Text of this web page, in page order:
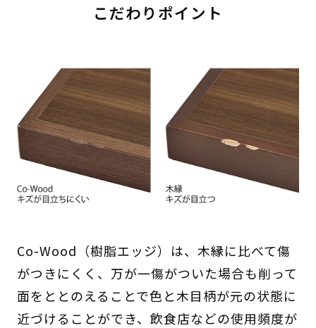
こだわりポイント
Co-Wood（樹脂エッジ）は、木縁に比べて傷
がつきにくく、万が一傷がついた場合も削って
面をととのえることで色と木目柄が元の状態に
近づけることができ、飲食店などの使用頻度が